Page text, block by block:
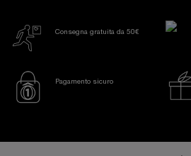
Consegna gratuita da 50€
Pagamento sicuro